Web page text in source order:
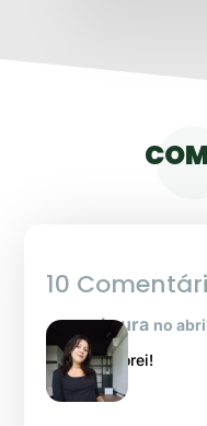
10
Laura no
Adorei!